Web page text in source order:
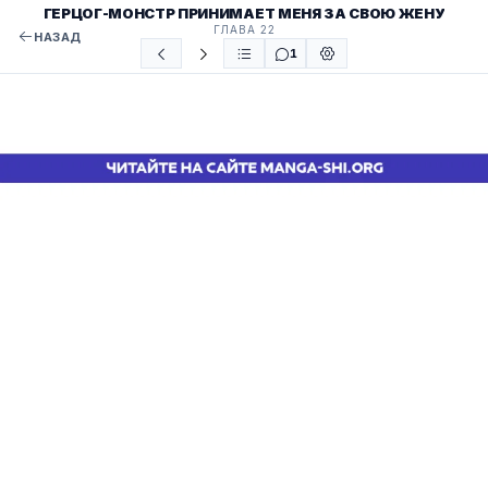
НАЗАД
ГЕРЦОГ-МОНСТР ПРИНИМАЕТ МЕНЯ ЗА СВОЮ ЖЕНУ
ГЛАВА 22
1